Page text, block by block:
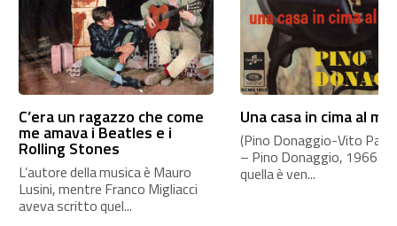
C’era un ragazzo che come
me amava i Beatles e i
Rolling Stones
L’autore della musica è Mauro
Lusini, mentre Franco Migliacci
aveva scritto quel...
Una casa in cima al
(Pino Donaggio-Vito
– Pino Donaggio, 1966
quella è ven...